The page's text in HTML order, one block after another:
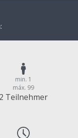
min. 1
máx. 99
2 Teilnehmer